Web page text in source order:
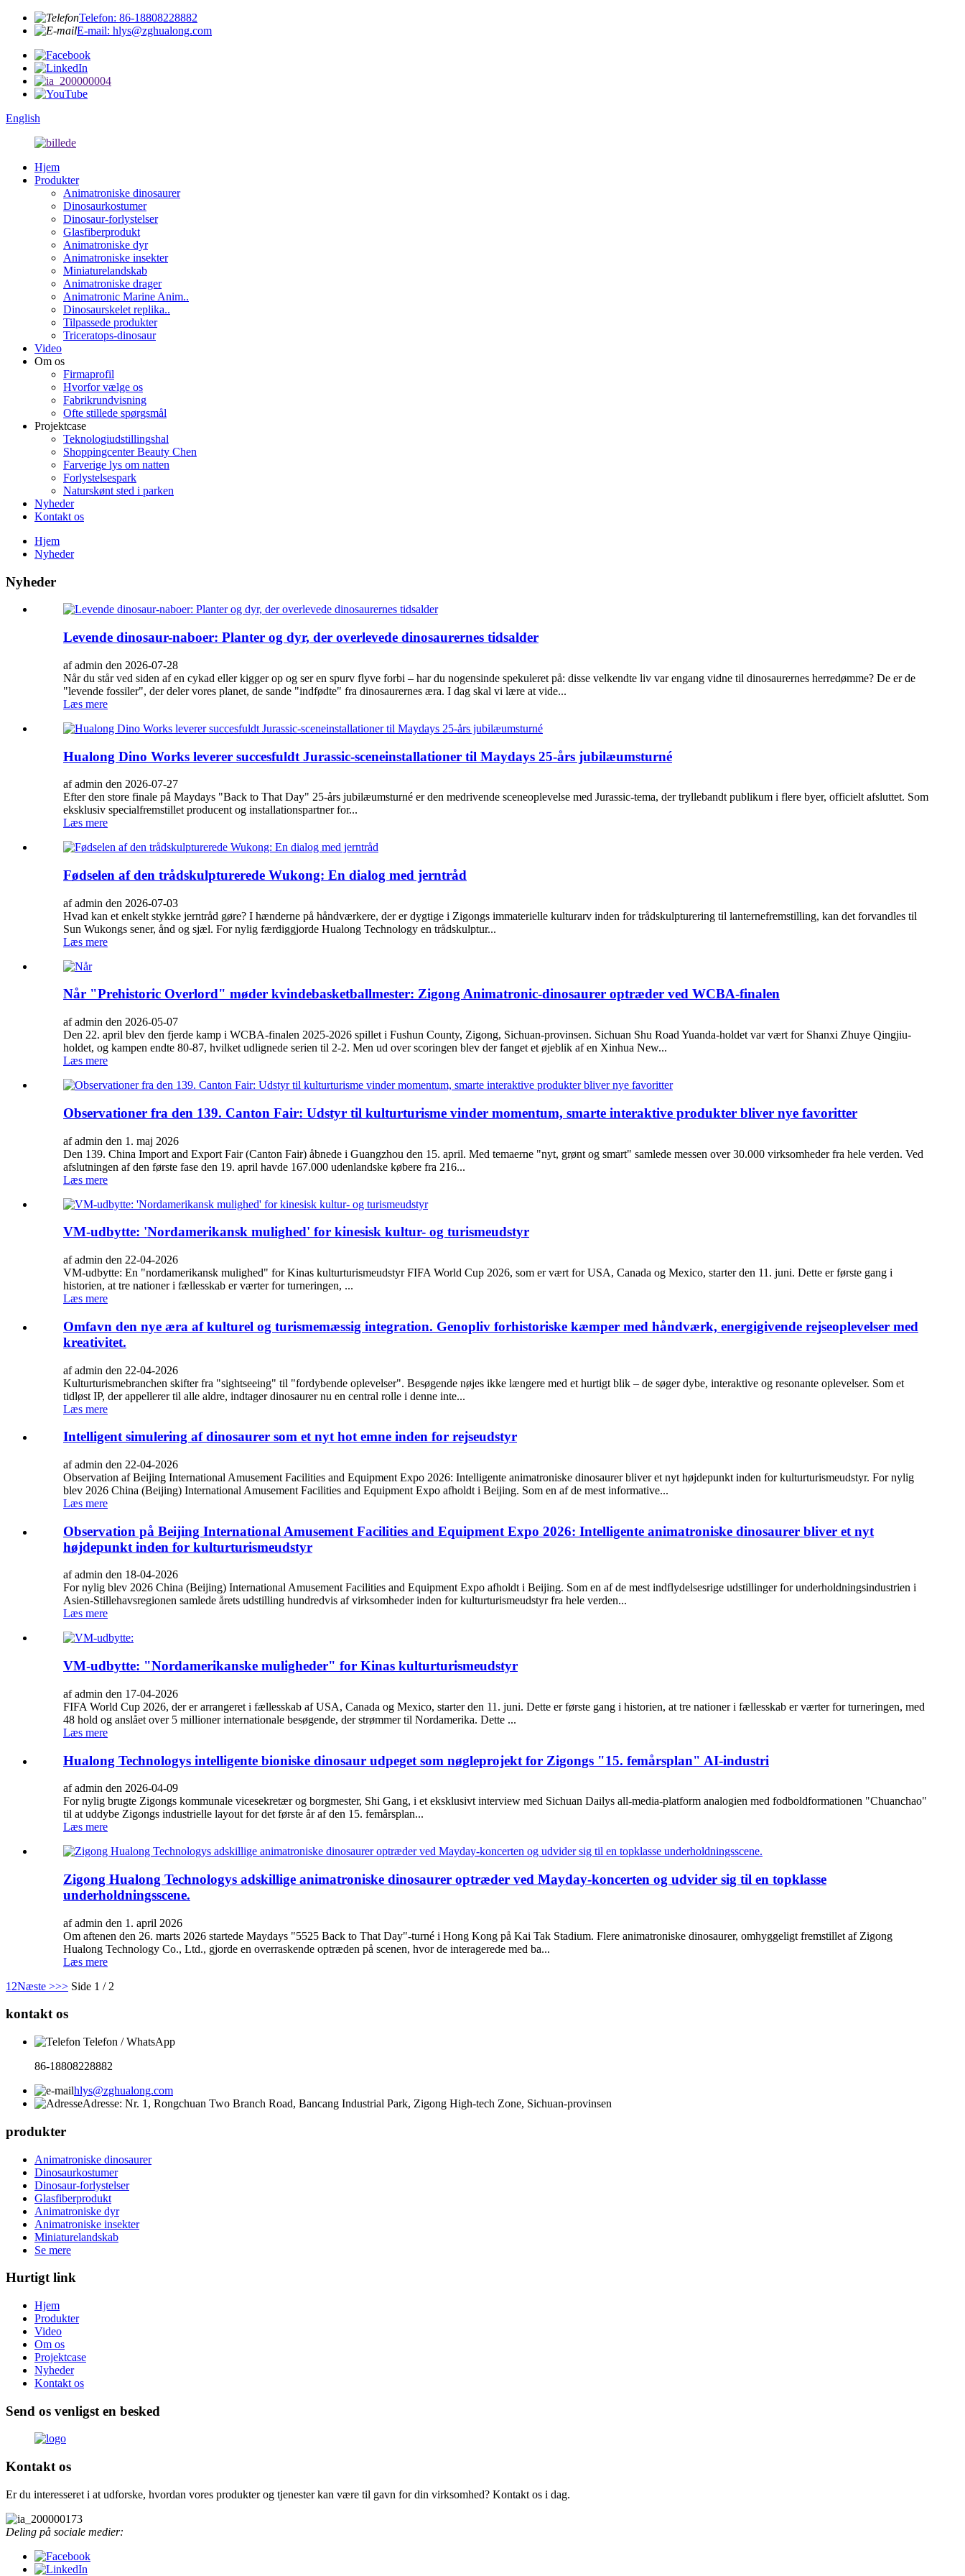
Telefon: 86-18808228882
E-mail: hlys@zghualong.com
English
Hjem
Produkter
Animatroniske dinosaurer
Dinosaurkostumer
Dinosaur-forlystelser
Glasfiberprodukt
Animatroniske dyr
Animatroniske insekter
Miniaturelandskab
Animatroniske drager
Animatronic Marine Anim..
Dinosaurskelet replika..
Tilpassede produkter
Triceratops-dinosaur
Video
Om os
Firmaprofil
Hvorfor vælge os
Fabrikrundvisning
Ofte stillede spørgsmål
Projektcase
Teknologiudstillingshal
Shoppingcenter Beauty Chen
Farverige lys om natten
Forlystelsespark
Naturskønt sted i parken
Nyheder
Kontakt os
Hjem
Nyheder
Nyheder
Levende dinosaur-naboer: Planter og dyr, der overlevede dinosaurernes tidsalder
af admin den 2026-07-28
Når du står ved siden af ​​en cykad eller kigger op og ser en spurv flyve forbi – har du nogensinde spekuleret på: disse velkendte liv var engang vidne til dinosaurernes herredømme? De er de
"levende fossiler", der deler vores planet, de sande "indfødte" fra dinosaurernes æra. I dag skal vi lære at vide...
Læs mere
Hualong Dino Works leverer succesfuldt Jurassic-sceneinstallationer til Maydays 25-års jubilæumsturné
af admin den 2026-07-27
Efter den store finale på Maydays "Back to That Day" 25-års jubilæumsturné er den medrivende sceneoplevelse med Jurassic-tema, der tryllebandt publikum i flere byer, officielt afsluttet. Som
eksklusiv specialfremstillet producent og installationspartner for...
Læs mere
Fødselen af ​​den trådskulpturerede Wukong: En dialog med jerntråd
af admin den 2026-07-03
Hvad kan et enkelt stykke jerntråd gøre? I hænderne på håndværkere, der er dygtige i Zigongs immaterielle kulturarv inden for trådskulpturering til lanternefremstilling, kan det forvandles til
Sun Wukongs sener, ånd og sjæl. For nylig færdiggjorde Hualong Technology en trådskulptur...
Læs mere
Når "Prehistoric Overlord" møder kvindebasketballmester: Zigong Animatronic-dinosaurer optræder ved WCBA-finalen
af admin den 2026-05-07
Den 22. april blev den fjerde kamp i WCBA-finalen 2025-2026 spillet i Fushun County, Zigong, Sichuan-provinsen. Sichuan Shu Road Yuanda-holdet var vært for Shanxi Zhuye Qingjiu-
holdet, og kampen endte 80-87, hvilket udlignede serien til 2-2. Men ud over scoringen blev der fanget et øjeblik af en Xinhua New...
Læs mere
Observationer fra den 139. Canton Fair: Udstyr til kulturturisme vinder momentum, smarte interaktive produkter bliver nye favoritter
af admin den 1. maj 2026
Den 139. China Import and Export Fair (Canton Fair) åbnede i Guangzhou den 15. april. Med temaerne "nyt, grønt og smart" samlede messen over 30.000 virksomheder fra hele verden. Ved
afslutningen af ​​den første fase den 19. april havde 167.000 udenlandske købere fra 216...
Læs mere
VM-udbytte: 'Nordamerikansk mulighed' for kinesisk kultur- og turismeudstyr
af admin den 22-04-2026
VM-udbytte: En "nordamerikansk mulighed" for Kinas kulturturismeudstyr FIFA World Cup 2026, som er vært for USA, Canada og Mexico, starter den 11. juni. Dette er første gang i
historien, at tre nationer i fællesskab er værter for turneringen, ...
Læs mere
Omfavn den nye æra af kulturel og turismemæssig integration. Genopliv forhistoriske kæmper med håndværk, energigivende rejseoplevelser med
kreativitet.
af admin den 22-04-2026
Kulturturismebranchen skifter fra "sightseeing" til "fordybende oplevelser". Besøgende nøjes ikke længere med et hurtigt blik – de søger dybe, interaktive og resonante oplevelser. Som et
tidløst IP, der appellerer til alle aldre, indtager dinosaurer nu en central rolle i denne inte...
Læs mere
Intelligent simulering af dinosaurer som et nyt hot emne inden for rejseudstyr
af admin den 22-04-2026
Observation af Beijing International Amusement Facilities and Equipment Expo 2026: Intelligente animatroniske dinosaurer bliver et nyt højdepunkt inden for kulturturismeudstyr. For nylig
blev 2026 China (Beijing) International Amusement Facilities and Equipment Expo afholdt i Beijing. Som en af ​​de mest informative...
Læs mere
Observation på Beijing International Amusement Facilities and Equipment Expo 2026: Intelligente animatroniske dinosaurer bliver et nyt
højdepunkt inden for kulturturismeudstyr
af admin den 18-04-2026
For nylig blev 2026 China (Beijing) International Amusement Facilities and Equipment Expo afholdt i Beijing. Som en af ​​de mest indflydelsesrige udstillinger for underholdningsindustrien i
Asien-Stillehavsregionen samlede årets udstilling hundredvis af virksomheder inden for kulturturismeudstyr fra hele verden...
Læs mere
VM-udbytte: "Nordamerikanske muligheder" for Kinas kulturturismeudstyr
af admin den 17-04-2026
FIFA World Cup 2026, der er arrangeret i fællesskab af USA, Canada og Mexico, starter den 11. juni. Dette er første gang i historien, at tre nationer i fællesskab er værter for turneringen, med
48 hold og anslået over 5 millioner internationale besøgende, der strømmer til Nordamerika. Dette ...
Læs mere
Hualong Technologys intelligente bioniske dinosaur udpeget som nøgleprojekt for Zigongs "15. femårsplan" AI-industri
af admin den 2026-04-09
For nylig brugte Zigongs kommunale vicesekretær og borgmester, Shi Gang, i et eksklusivt interview med Sichuan Dailys all-media-platform analogien med fodboldformationen "Chuanchao"
til at uddybe Zigongs industrielle layout for det første år af den 15. femårsplan...
Læs mere
Zigong Hualong Technologys adskillige animatroniske dinosaurer optræder ved Mayday-koncerten og udvider sig til en topklasse
underholdningsscene.
af admin den 1. april 2026
Om aftenen den 26. marts 2026 startede Maydays "5525 Back to That Day"-turné i Hong Kong på Kai Tak Stadium. Flere animatroniske dinosaurer, omhyggeligt fremstillet af Zigong
Hualong Technology Co., Ltd., gjorde en overraskende optræden på scenen, hvor de interagerede med ba...
Læs mere
1 2Næste >>> Side 1 / 2
kontakt os
Telefon / WhatsApp
86-18808228882
hlys@zghualong.com
Adresse: Nr. 1, Rongchuan Two Branch Road, Bancang Industrial Park, Zigong High-tech Zone, Sichuan-provinsen
produkter
Animatroniske dinosaurer
Dinosaurkostumer
Dinosaur-forlystelser
Glasfiberprodukt
Animatroniske dyr
Animatroniske insekter
Miniaturelandskab
Se mere
Hurtigt link
Hjem
Produkter
Video
Om os
Projektcase
Nyheder
Kontakt os
Send os venligst en besked
Kontakt os
Er du interesseret i at udforske, hvordan vores produkter og tjenester kan være til gavn for din virksomhed? Kontakt os i dag.
Deling på sociale medier: